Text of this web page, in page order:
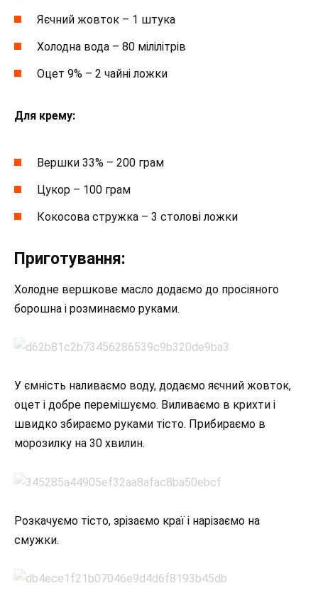
Яєчний жовток – 1 штука
Холодна вода – 80 мілілітрів
Оцет 9% – 2 чайні ложки
Для крему:
Вершки 33% – 200 грам
Цукор – 100 грам
Кокосова стружка – 3 столові ложки
Приготування:
Холодне вершкове масло додаємо до просіяного
борошна і розминаємо руками.
У ємність наливаємо воду, додаємо яєчний жовток,
оцет і добре перемішуємо. Виливаємо в крихти і
швидко збираємо руками тісто. Прибираємо в
морозилку на 30 хвилин.
Розкачуємо тісто, зрізаємо краї і нарізаємо на
смужки.